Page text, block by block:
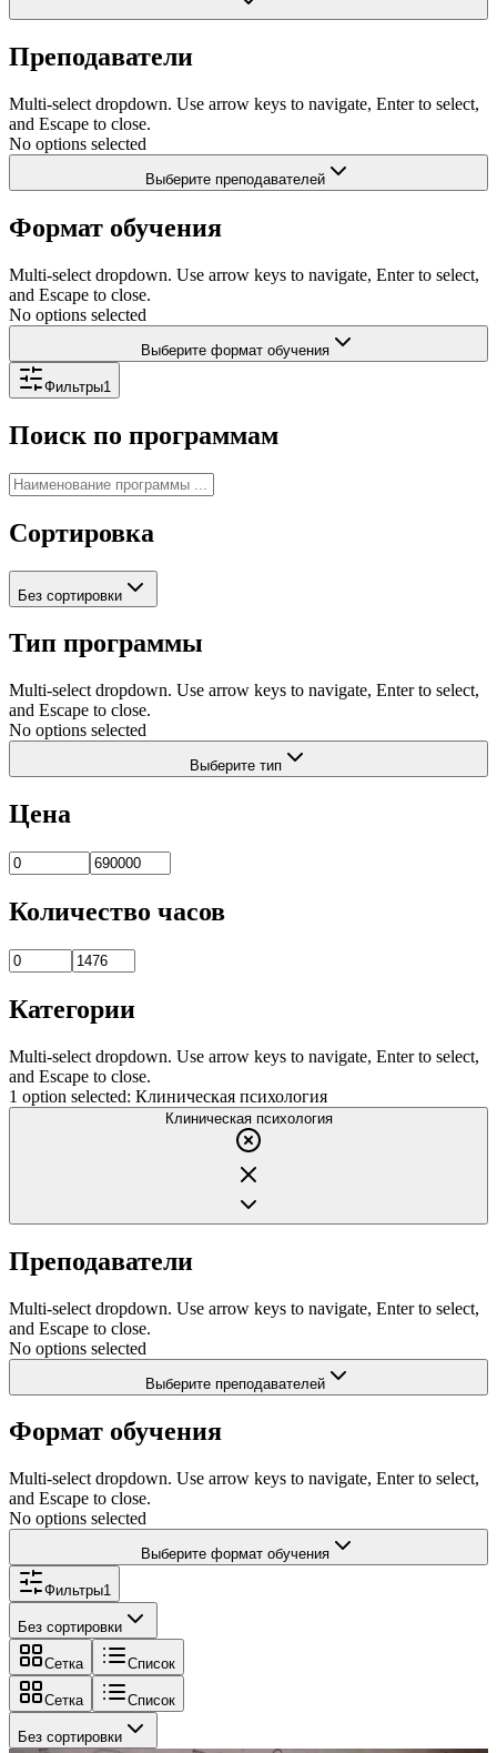
Преподаватели
Multi-select dropdown. Use arrow keys to navigate, Enter to select,
and Escape to close.
No options selected
Выберите преподавателей
Формат обучения
Multi-select dropdown. Use arrow keys to navigate, Enter to select,
and Escape to close.
No options selected
Выберите формат обучения
Фильтры1
Поиск по программам
Сортировка
Без сортировки
Тип программы
Multi-select dropdown. Use arrow keys to navigate, Enter to select,
and Escape to close.
No options selected
Выберите тип
Цена
Количество часов
Категории
Multi-select dropdown. Use arrow keys to navigate, Enter to select,
and Escape to close.
1 option selected: Клиническая психология
Клиническая психология
Преподаватели
Multi-select dropdown. Use arrow keys to navigate, Enter to select,
and Escape to close.
No options selected
Выберите преподавателей
Формат обучения
Multi-select dropdown. Use arrow keys to navigate, Enter to select,
and Escape to close.
No options selected
Выберите формат обучения
Фильтры1
Без сортировки
Сетка Список
Сетка Список
Без сортировки